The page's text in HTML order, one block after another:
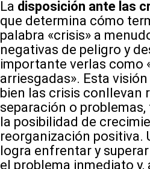
La disposición ante las
que determina cómo
palabra «crisis» a
negativas de peligro y
importante verlas como
arriesgadas». Esta
bien las crisis conllevan
separación o
la posibilidad de
reorganización positiva.
logra enfrentar y
el problema inmediato y,